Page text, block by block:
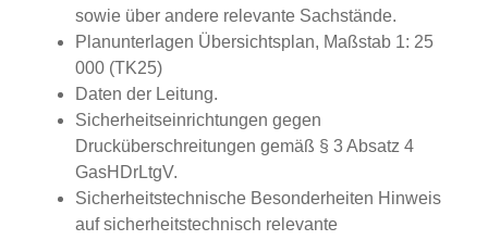
sowie über andere relevante Sachstände.
Planunterlagen Übersichtsplan, Maßstab 1: 25
000 (TK25)
Daten der Leitung.
Sicherheitseinrichtungen gegen
Drucküberschreitungen gemäß § 3 Absatz 4
GasHDrLtgV.
Sicherheitstechnische Besonderheiten Hinweis
auf sicherheitstechnisch relevante